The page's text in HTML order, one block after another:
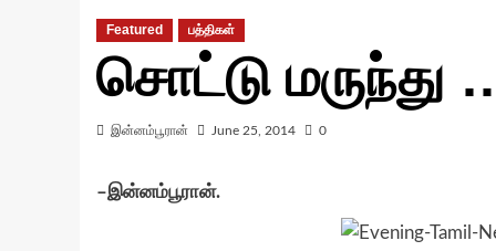
Featured பத்திகள்
சொட்டு மருந்து
இன்னம்பூரான் June 25, 2014 0
–இன்னம்பூரான்.